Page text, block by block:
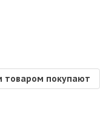
товаром покупают